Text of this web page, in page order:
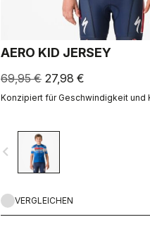
AERO KID JERSEY
69,95 € 27,98 €
Konzipiert für Geschwindigkeit und
navigate_before
VERGLEICHEN